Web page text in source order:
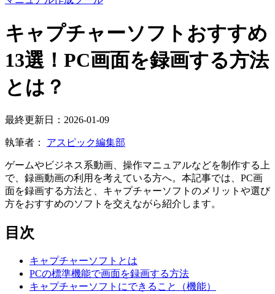
キャプチャーソフトおすすめ
13選！PC画面を録画する方法
とは？
最終更新日：2026-01-09
執筆者： アスピック編集部
ゲームやビジネス系動画、操作マニュアルなどを制作する上
で、録画動画の利用を考えている方へ。本記事では、PC画
面を録画する方法と、キャプチャーソフトのメリットや選び
方をおすすめのソフトを交えながら紹介します。
目次
キャプチャーソフトとは
PCの標準機能で画面を録画する方法
キャプチャーソフトにできること（機能）